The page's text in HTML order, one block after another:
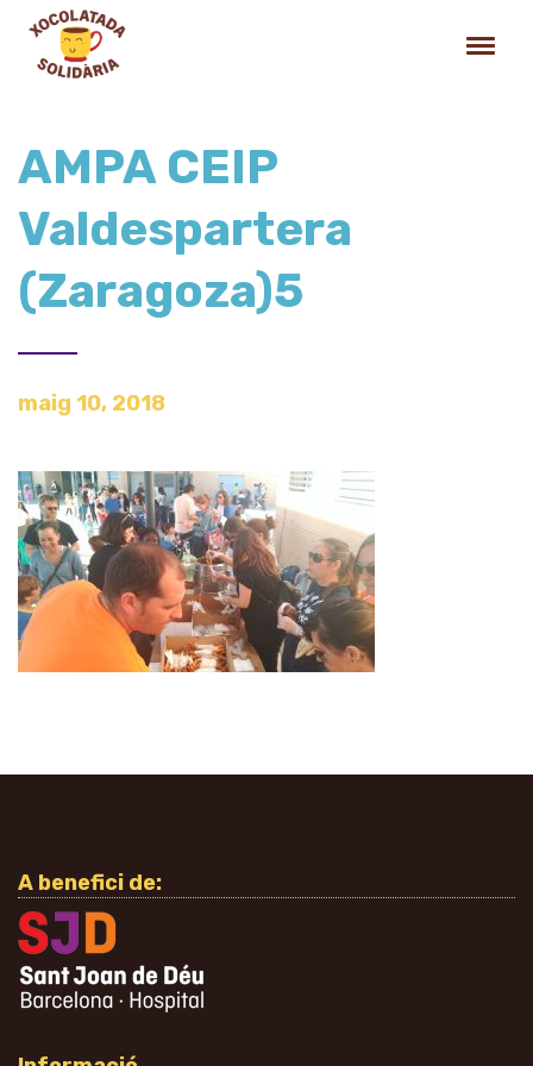
AMPA CEIP
Valdespartera
(Zaragoza)5
maig 10, 2018
A benefici de: